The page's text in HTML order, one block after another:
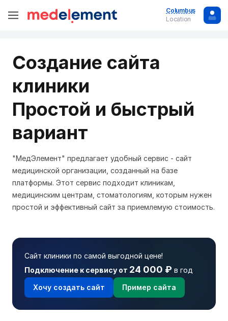
Columbus
Location
Создание сайта
клиники
Простой и быстрый
вариант
"МедЭлемент" предлагает удобный сервис - сайт
медицинской организации, созданный на базе
платформы. Этот сервис подходит клиникам,
медицинским центрам, стоматологиям, которым нужен
простой и эффективный сайт за приемлемую стоимость.
Сайт клиники по самой выгодной цене!
Подключение к сервису от 24 000 ₽ в год
Хочу создать сайт
Пример сайта